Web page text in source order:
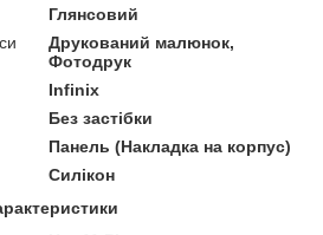
Глянсовий
Друкований малюнок,
Фотодрук
Infinix
Без застібки
Панель (Накладка на корпус)
Силікон